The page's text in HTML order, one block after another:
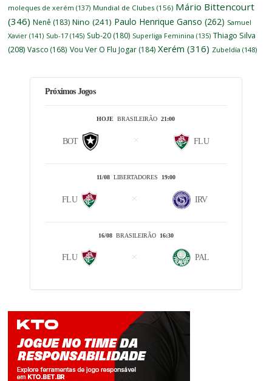
moleques de xerém (137) Mundial de Clubes (156) Mário Bittencourt
(346) Nenê (183) Nino (241) Paulo Henrique Ganso (262) Samuel
Xavier (141) Sub-17 (145) Sub-20 (180) Superliga Feminina (135) Thiago Silva
(208) Vasco (168) Vou Ver O Flu Jogar (184) Xerém (316) Zubeldía (148)
Próximos Jogos
HOJE BRASILEIRÃO21:00
BOT FLU
11/08LIBERTADORES 19:00
FLU IRV
16/08BRASILEIRÃO 16:30
FLU PAL